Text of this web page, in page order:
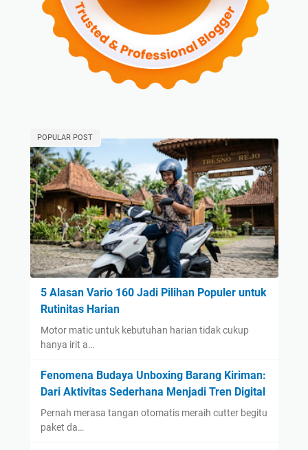
POPULAR POST
5 Alasan Vario 160 Jadi Pilihan Populer untuk
Rutinitas Harian
Motor matic untuk kebutuhan harian tidak cukup
hanya irit a…
Fenomena Budaya Unboxing Barang Kiriman:
Dari Aktivitas Sederhana Menjadi Tren Digital
Pernah merasa tangan otomatis meraih cutter begitu
paket da…